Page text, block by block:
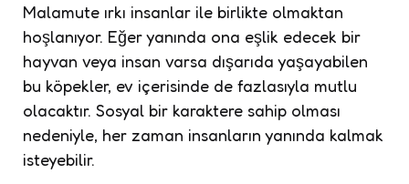
Malamute ırkı insanlar ile birlikte olmaktan
hoşlanıyor. Eğer yanında ona eşlik edecek bir
hayvan veya insan varsa dışarıda yaşayabilen
bu köpekler, ev içerisinde de fazlasıyla mutlu
olacaktır. Sosyal bir karaktere sahip olması
nedeniyle, her zaman insanların yanında kalmak
isteyebilir.